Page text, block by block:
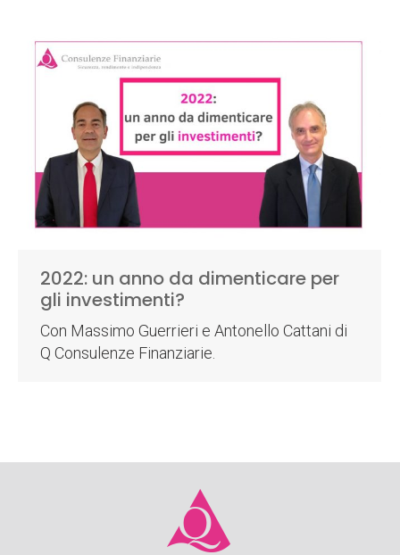
2022: un anno da dimenticare per
gli investimenti?
Con Massimo Guerrieri e Antonello Cattani di
Q Consulenze Finanziarie.